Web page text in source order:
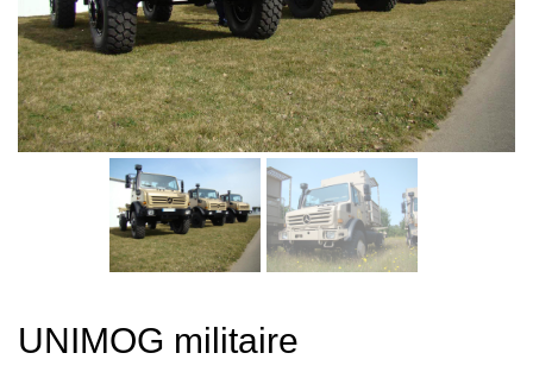
UNIMOG militaire